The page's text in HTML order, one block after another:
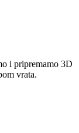
i pripremamo 3D
vrata.